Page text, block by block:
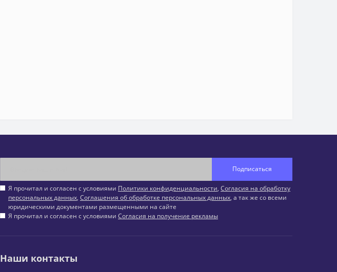
Подписаться
Я прочитал и согласен с условиями Политики конфиденциальности, Согласия на обработку
персональных данных, Соглашения об обработке персональных данных, а так же со всеми
юридическими документами размещенными на сайте
Я прочитал и согласен с условиями Согласия на получение рекламы
Наши контакты